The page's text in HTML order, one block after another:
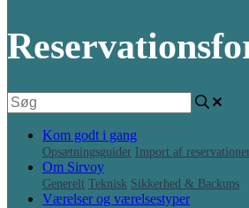
Kom godt i gang
Opsætningsguider Import af
Om Sirvoy
Generelt Teknisk Sikkerhed & Backups
Værelser og værelsestyper